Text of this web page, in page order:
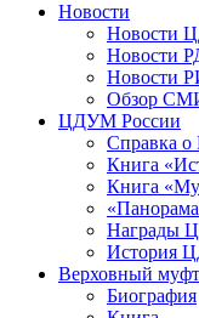
Новости
Новости
Новости
Новости
Обзор
ЦДУМ России
Справка
Книга
Книга
Награды
История
Верховный
Биография